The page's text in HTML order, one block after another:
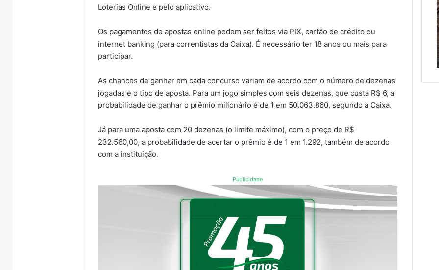
Loterias Online e pelo aplicativo.
Os pagamentos de apostas online podem ser feitos via PIX, cartão de crédito ou
internet banking (para correntistas da Caixa). É necessário ter 18 anos ou mais para
participar.
As chances de ganhar em cada concurso variam de acordo com o número de dezenas
jogadas e o tipo de aposta. Para um jogo simples com seis dezenas, que custa R$ 6, a
probabilidade de ganhar o prêmio milionário é de 1 em 50.063.860, segundo a Caixa.
Já para uma aposta com 20 dezenas (o limite máximo), com o preço de R$
232.560,00, a probabilidade de acertar o prêmio é de 1 em 1.292, também de acordo
com a instituição.
Publicidade
para
online
contra
adolescentes
7 de agosto de 2026
para crimes sexuais online
contra crianças e
entre
Encantado
Confira os horários da
travessia de barco entre